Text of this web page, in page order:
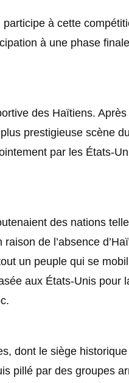
participe à cette
à une phase
des Haïtiens. Après
prestigieuse scène
par les États-
des nations
de l’absence
un peuple qui se
aux États-Unis pour
dont le siège
pillé par des groupes